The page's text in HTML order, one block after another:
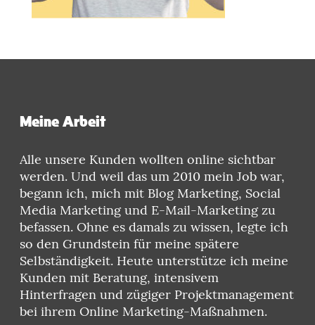
Meine Arbeit
Alle unsere Kunden wollten online sichtbar
werden. Und weil das um 2010 mein Job war,
begann ich, mich mit Blog Marketing, Social
Media Marketing und E-Mail-Marketing zu
befassen. Ohne es damals zu wissen, legte ich
so den Grundstein für meine spätere
Selbständigkeit. Heute unterstütze ich meine
Kunden mit Beratung, intensivem
Hinterfragen und zügiger Projektmanagement
bei ihrem Online Marketing-Maßnahmen.